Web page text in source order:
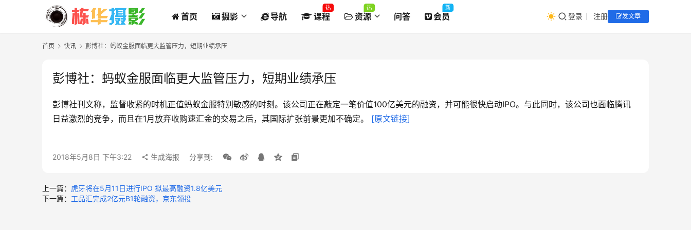
首页 摄影 导航 课程
热
资源
热
问答 会员
新
登录 注册 发文章
首页 快讯 彭博社：蚂蚁金服面临更大监管压力，短期业绩承压
彭博社：蚂蚁金服面临更大监管压力，短期业绩承压
彭博社刊文称，监督收紧的时机正值蚂蚁金服特别敏感的时刻。该公司正在敲定一笔价值100亿美元的融资，并可能很快启动IPO。与此同时，该公司也面临腾讯
日益激烈的竞争，而且在1月放弃收购速汇金的交易之后，其国际扩张前景更加不确定。 [原文链接]
2018年5月8日 下午3:22 生成海报 分享到:
上一篇： 虎牙将在5月11日进行IPO 拟最高融资1.8亿美元
下一篇： 工品汇完成2亿元B1轮融资，京东领投